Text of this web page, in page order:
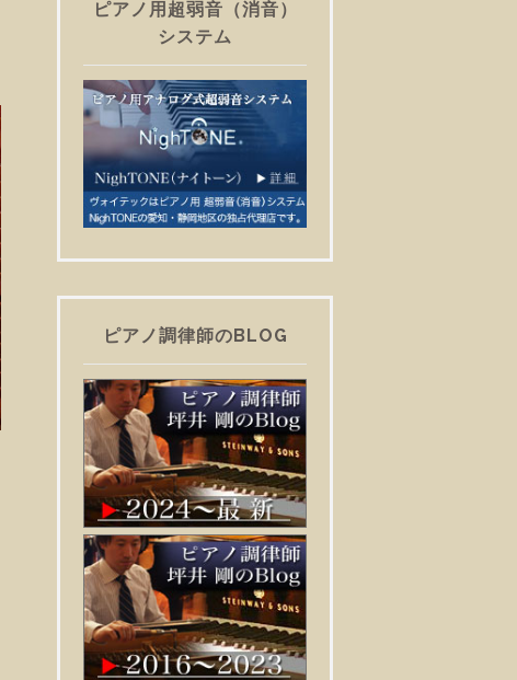
ピアノ用超弱音（消音）
システム
ピアノ調律師のBLOG